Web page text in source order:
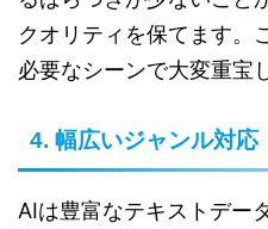
クオリティを保てます。
必要なシーンで大変重宝
4. 幅広いジャンル対応
AIは豊富なテキストデー